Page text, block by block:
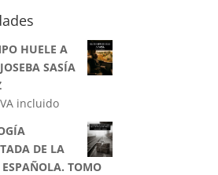
HUELE A
SASÍA
incluido
DE LA
ESPAÑOLA. TOMO